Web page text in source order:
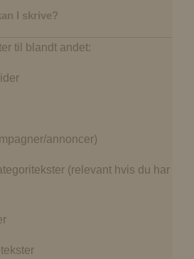
I skrive?
til blandt andet:
annoncer)
(relevant hvis du har